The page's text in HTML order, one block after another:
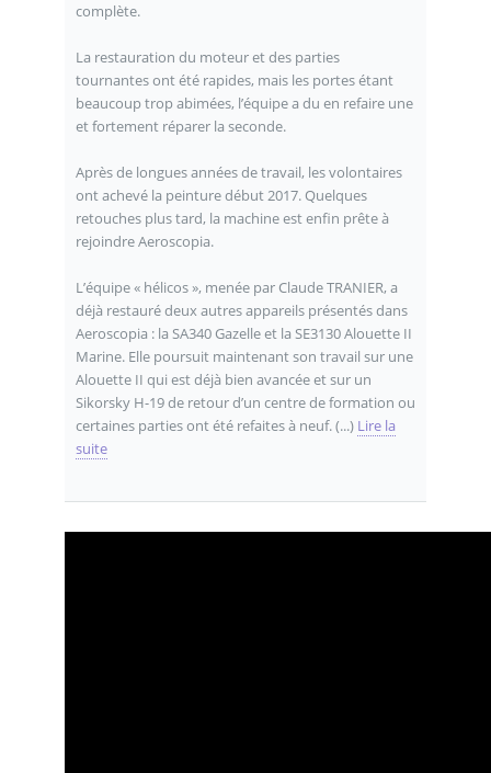
complète.
La restauration du moteur et des parties
tournantes ont été rapides, mais les portes étant
beaucoup trop abimées, l’équipe a du en refaire une
et fortement réparer la seconde.
Après de longues années de travail, les volontaires
ont achevé la peinture début 2017. Quelques
retouches plus tard, la machine est enfin prête à
rejoindre Aeroscopia.
L’équipe « hélicos », menée par Claude TRANIER, a
déjà restauré deux autres appareils présentés dans
Aeroscopia : la SA340 Gazelle et la SE3130 Alouette II
Marine. Elle poursuit maintenant son travail sur une
Alouette II qui est déjà bien avancée et sur un
Sikorsky H-19 de retour d’un centre de formation ou
certaines parties ont été refaites à neuf. (...) Lire la
suite